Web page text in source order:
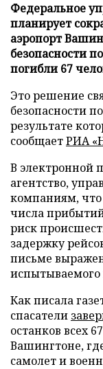
Федеральное
планирует
аэропорт
безопасности
погибли 67
Это решение
безопасности
результате
сообщаетРИА
В электронной
агентство,
компаниям,
числа прибытий
риск
задержку
письме
Как писала
спасатели
останков всех
Вашингтоне,
самолет и